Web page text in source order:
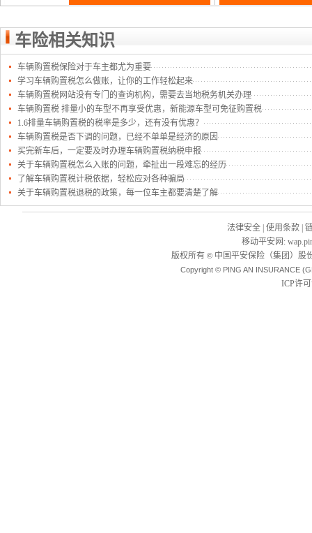
车险相关知识
车辆购置税保险对于车主都尤为重要
学习车辆购置税怎么做账，让你的工作轻松起来
车辆购置税网站没有专门的查询机构，需要去当地税务机关办理
车辆购置税 排量小的车型不再享受优惠，新能源车型可免征购置税
1.6排量车辆购置税的税率是多少，还有没有优惠？
车辆购置税是否下调的问题，已经不单单是经济的原因
买完新车后，一定要及时办理车辆购置税纳税申报
关于车辆购置税怎么入账的问题，牵扯出一段难忘的经历
了解车辆购置税计税依据，轻松应对各种骗局
关于车辆购置税退税的政策，每一位车主都要清楚了解
法律安全 使用条款
移动平安网 :
版权所有 ©中国平安保险（集团）股
Copyright © PING AN INSURANCE
ICP许